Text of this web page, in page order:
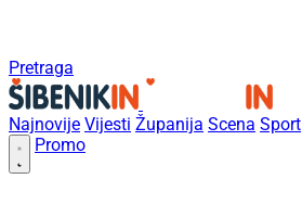
Pretraga
Najnovije Vijesti Županija Scena Sport
Promo